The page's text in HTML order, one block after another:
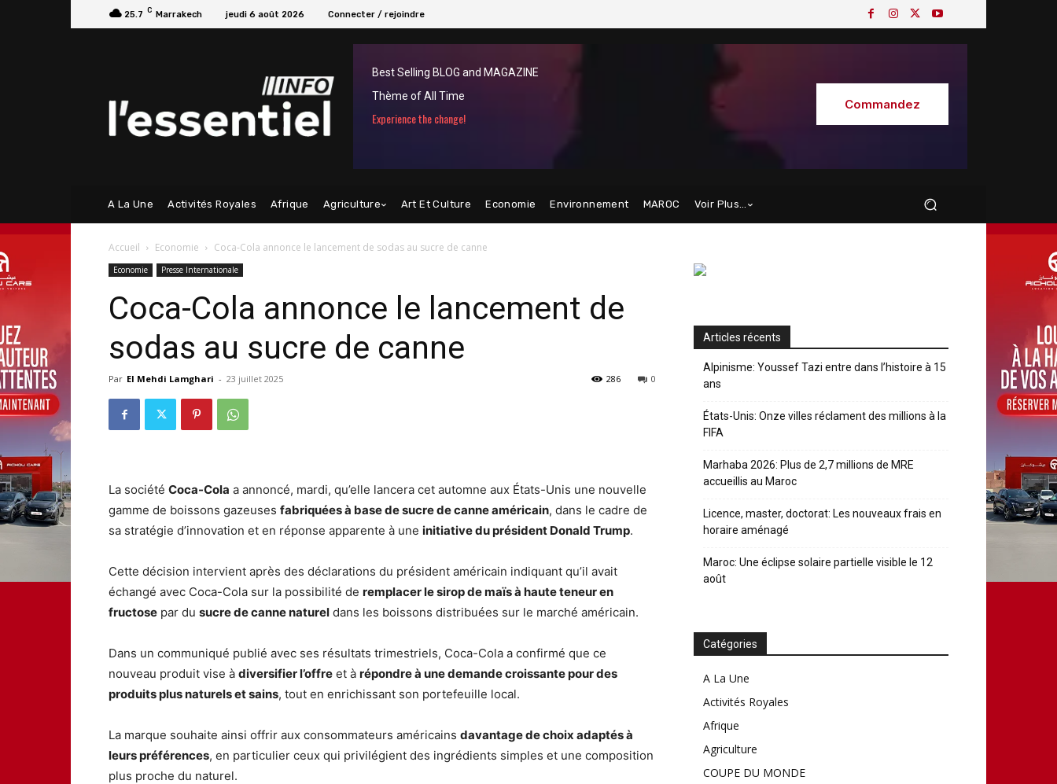
25.7 C Marrakech jeudi 6 août 2026 Connecter / rejoindre
Best Selling BLOG and MAGAZINE
Thème of All Time
Experience the change!
Commandez
A La Une Activités Royales Afrique Agriculture Art Et Culture Economie Environnement MAROC Voir Plus…
Accueil Economie Coca-Cola annonce le lancement de sodas au sucre de canne
Economie Presse Internationale
Coca-Cola annonce le lancement de
sodas au sucre de canne
Par El Mehdi Lamghari - 23 juillet 2025 0
286
La société Coca-Cola a annoncé, mardi, qu’elle lancera cet automne aux États-Unis une nouvelle
gamme de boissons gazeuses fabriquées à base de sucre de canne américain, dans le cadre de
sa stratégie d’innovation et en réponse apparente à une initiative du président Donald Trump.
Cette décision intervient après des déclarations du président américain indiquant qu’il avait
échangé avec Coca-Cola sur la possibilité de remplacer le sirop de maïs à haute teneur en
fructose par du sucre de canne naturel dans les boissons distribuées sur le marché américain.
Dans un communiqué publié avec ses résultats trimestriels, Coca-Cola a confirmé que ce
nouveau produit vise à diversifier l’offre et à répondre à une demande croissante pour des
produits plus naturels et sains, tout en enrichissant son portefeuille local.
La marque souhaite ainsi offrir aux consommateurs américains davantage de choix adaptés à
leurs préférences, en particulier ceux qui privilégient des ingrédients simples et une composition
plus proche du naturel.
Articles récents
Alpinisme: Youssef Tazi entre dans l’histoire à 15
ans
États-Unis: Onze villes réclament des millions à la
FIFA
Marhaba 2026: Plus de 2,7 millions de MRE
accueillis au Maroc
Licence, master, doctorat: Les nouveaux frais en
horaire aménagé
Maroc: Une éclipse solaire partielle visible le 12
août
Catégories
A La Une
Activités Royales
Afrique
Agriculture
COUPE DU MONDE